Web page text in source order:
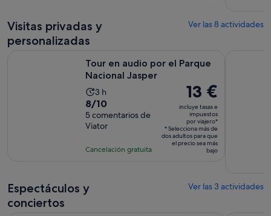
2 horas
por
adulto
Visitas privadas y
personalizadas
Ver las 8 actividades
Tour en audio por el Parque
Nacional Jasper
La
duración
de
la
es
3 h
8.0
sobre
10
5
8/10
5 comentarios de
Viator
Cancelación gratuita
El
precio
es
de
13 €
13 €
incluye tasas e
impuestos
por viajero*
* Selecciona más de
dos adultos para que
el precio sea más
bajo
Espectáculos y
conciertos
Ver las 3 actividades